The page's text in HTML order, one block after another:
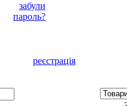
забули
пароль?
реєстрація